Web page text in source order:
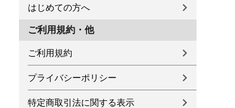
はじめての方へ
ご利用規約・他
ご利用規約
プライバシーポリシー
特定商取引法に関する表示